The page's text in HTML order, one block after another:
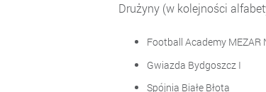
Drużyny (w
Football Academy
Gwiazda
Spójnia